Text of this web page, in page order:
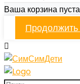
Ваша корзина пуста